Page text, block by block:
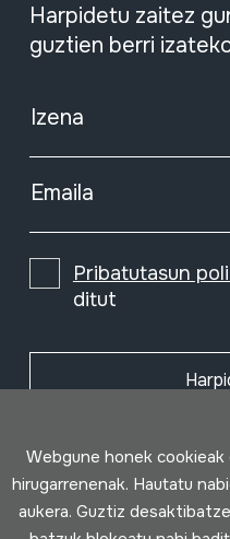
Harpidetu zaitez
guztien berri
Izena
Emaila
Pribatutasun
ditut
Webgune honek
hirugarrenenak. Hautatu
aukera. Guztiz